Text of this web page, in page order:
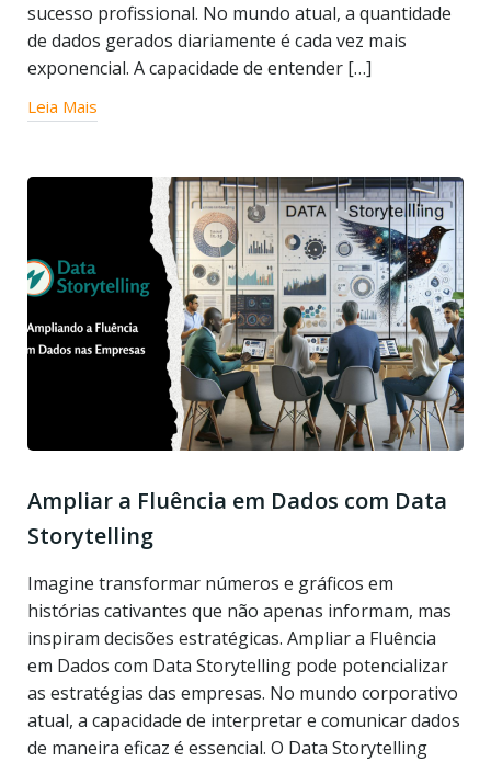
sucesso profissional. No mundo atual, a quantidade
de dados gerados diariamente é cada vez mais
exponencial. A capacidade de entender […]
Leia Mais
Ampliar a Fluência em Dados com Data
Storytelling
Imagine transformar números e gráficos em
histórias cativantes que não apenas informam, mas
inspiram decisões estratégicas. Ampliar a Fluência
em Dados com Data Storytelling pode potencializar
as estratégias das empresas. No mundo corporativo
atual, a capacidade de interpretar e comunicar dados
de maneira eficaz é essencial. O Data Storytelling